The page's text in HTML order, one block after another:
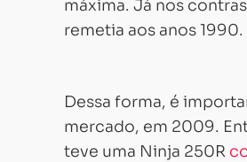
máxima. Já nos
remetia aos anos 1990.
Dessa forma, é
mercado, em 2009.
teve uma Ninja 250R